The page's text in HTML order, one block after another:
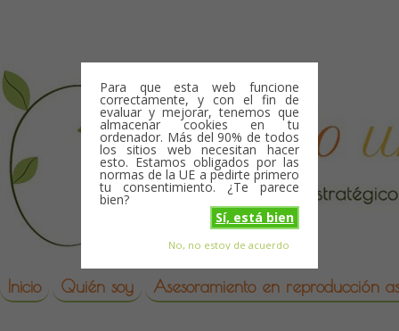
Para que esta web funcione
correctamente, y con el fin de
evaluar y mejorar, tenemos que
almacenar cookies en tu
ordenador. Más del 90% de todos
los sitios web necesitan hacer
esto. Estamos obligados por las
normas de la UE a pedirte primero
tu consentimiento. ¿Te parece
bien?
Sí, está bien
No, no estoy de acuerdo
reproduccion asistida
Skip to content
Inicio Quién soy Asesoramiento en reproducción